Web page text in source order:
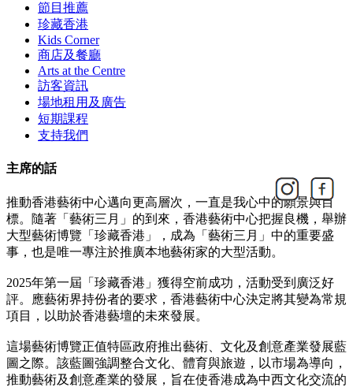
節目推薦
珍藏香港
Kids Corner
商店及餐廳
Arts at the Centre
訪客資訊
場地租用及廣告
短期課程
支持我們
主席的話
推動香港藝術中心邁向更高層次，一直是我心中的願景與目
標。隨著「藝術三月」的到來，香港藝術中心把握良機，舉辦
大型藝術博覽「珍藏香港」，成為「藝術三月」中的重要盛
事，也是唯一專注於推廣本地藝術家的大型活動。
2025年第一屆「珍藏香港」獲得空前成功，活動受到廣泛好
評。應藝術界持份者的要求，香港藝術中心決定將其變為常規
項目，以助於香港藝壇的未來發展。
這場藝術博覽正值特區政府推出藝術、文化及創意產業發展藍
圖之際。該藍圖強調整合文化、體育與旅遊，以市場為導向，
推動藝術及創意產業的發展，旨在使香港成為中西文化交流的